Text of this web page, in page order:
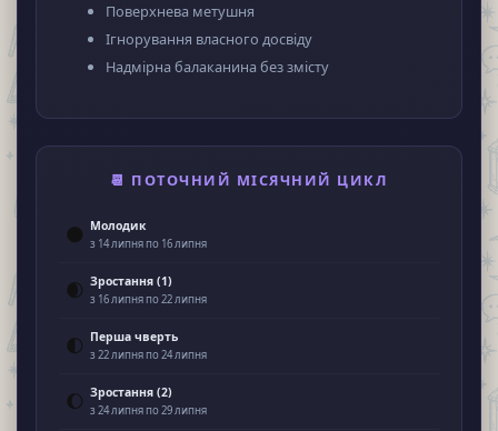
Поверхнева метушня
Ігнорування власного досвіду
Надмірна балаканина без змісту
📆 ПОТОЧНИЙ МІСЯЧНИЙ ЦИКЛ
🌑 Молодик
з 14 липня по 16 липня
🌒 Зростання (1)
з 16 липня по 22 липня
🌓 Перша чверть
з 22 липня по 24 липня
🌔 Зростання (2)
з 24 липня по 29 липня